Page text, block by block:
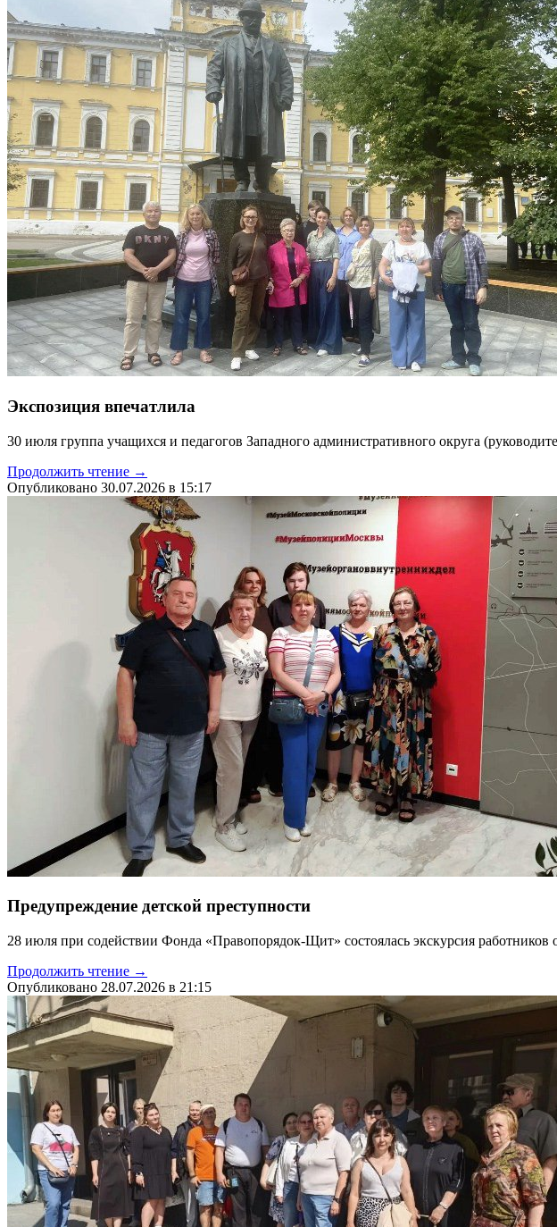
Экспозиция впечатлила
30 июля группа учащихся и педагогов Западного административного округа
Продолжить чтение →
Опубликовано 30.07.2026 в 15:17
Предупреждение детской преступности
28 июля при содействии Фонда «Правопорядок-Щит» состоялась экскурсия
Продолжить чтение →
Опубликовано 28.07.2026 в 21:15